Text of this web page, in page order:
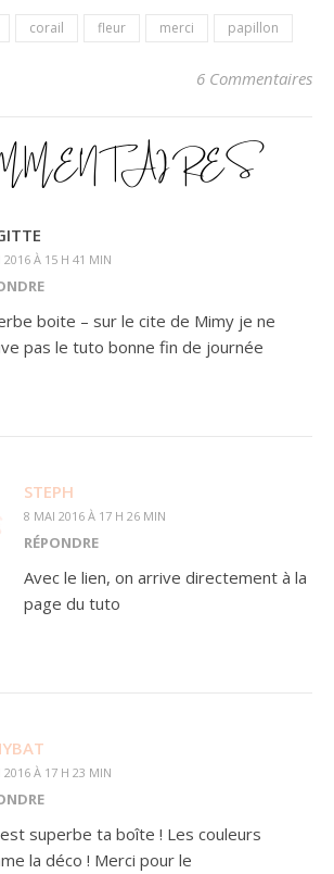
corail fleur merci papillon
6 Commentaires
2016 À 15 H 41 MIN
boite – sur le cite de Mimy je ne
pas le tuto bonne fin de journée
STEPH
8 MAI 2016 À 17 H 26 MIN
RÉPONDRE
Avec le lien, on arrive directement à la
page du tuto
2016 À 17 H 23 MIN
superbe ta boîte ! Les couleurs
la déco ! Merci pour le